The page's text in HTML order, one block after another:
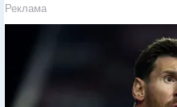
Реклама